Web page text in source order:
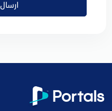
ارسال